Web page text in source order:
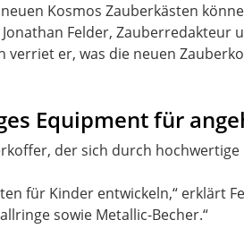
Kosmos Zauberkästen
Felder,
verriet er, was die neuen
Equipment für
der sich durch
für Kinder entwickeln,“ erklärt
sowie Metallic-Becher.“